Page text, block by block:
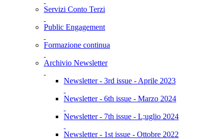
Servizi Conto Terzi
Public Engagement
Formazione continua
Archivio Newsletter
Newsletter - 3rd issue - Aprile 2023
Newsletter - 6th issue - Marzo 2024
Newsletter - 7th issue - L;uglio 2024
Newsletter - 1st issue - Ottobre 2022